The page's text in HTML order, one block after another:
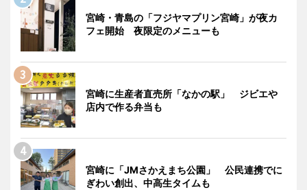
宮崎・青島の「フジヤマプリン宮崎」が夜カ
フェ開始 夜限定のメニューも
宮崎に生産者直売所「なかの駅」 ジビエや
店内で作る弁当も
宮崎に「JMさかえまち公園」 公民連携でに
ぎわい創出、中高生タイムも